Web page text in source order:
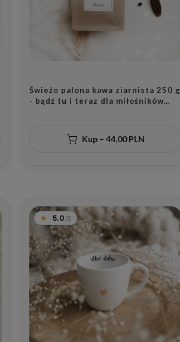
Świeżo palona kawa ziarnista 250 g
- bądź tu i teraz dla miłośników
Kup – 44,00 PLN
5.0